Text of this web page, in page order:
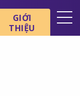
GIỚI
THIỆU